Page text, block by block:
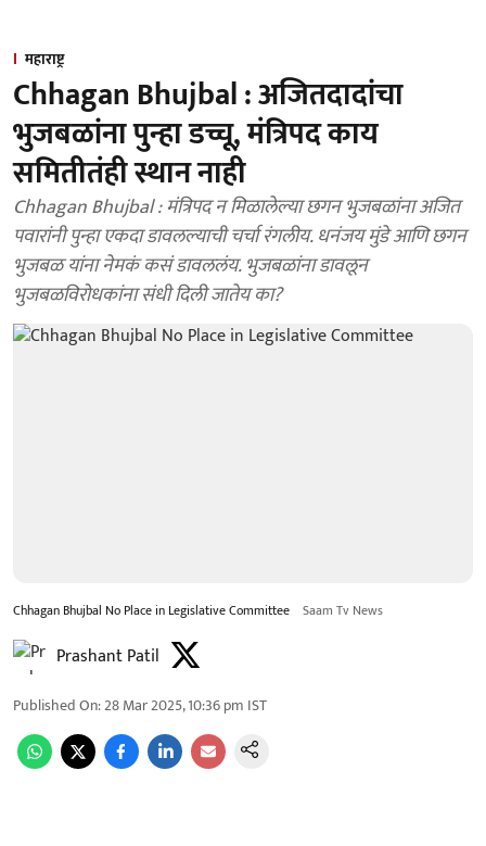
महाराष्ट्र
Chhagan Bhujbal : अजितदादांचा
भुजबळांना पुन्हा डच्चू, मंत्रिपद काय
समितीतंही स्थान नाही
Chhagan Bhujbal : मंत्रिपद न मिळालेल्या छगन भुजबळांना अजित
पवारांनी पुन्हा एकदा डावलल्याची चर्चा रंगलीय. धनंजय मुंडे आणि छगन
भुजबळ यांना नेमकं कसं डावललंय. भुजबळांना डावलून
भुजबळविरोधकांना संधी दिली जातेय का?
Chhagan Bhujbal No Place in Legislative Committee Saam Tv News
Prashant Patil
Published On:28 Mar 2025, 10:36 pm IST